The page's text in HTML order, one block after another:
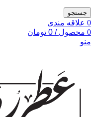
جستجو
0 علاقه مندی
0 محصول /
0 تومان
منو